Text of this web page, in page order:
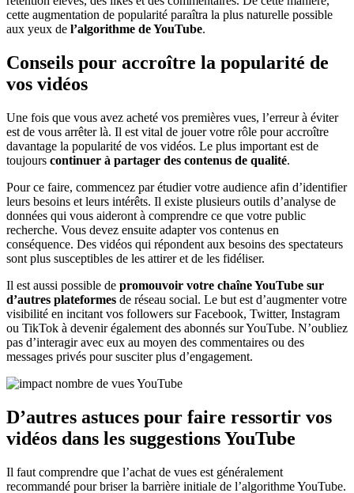
cette augmentation de popularité paraîtra la plus naturelle possible
aux yeux de l’algorithme de YouTube.
Conseils pour accroître la popularité de
vos vidéos
Une fois que vous avez acheté vos premières vues, l’erreur à éviter
est de vous arrêter là. Il est vital de jouer votre rôle pour accroître
davantage la popularité de vos vidéos. Le plus important est de
toujours continuer à partager des contenus de qualité.
Pour ce faire, commencez par étudier votre audience afin d’identifier
leurs besoins et leurs intérêts. Il existe plusieurs outils d’analyse de
données qui vous aideront à comprendre ce que votre public
recherche. Vous devez ensuite adapter vos contenus en
conséquence. Des vidéos qui répondent aux besoins des spectateurs
sont plus susceptibles de les attirer et de les fidéliser.
Il est aussi possible de promouvoir votre chaîne YouTube sur
d’autres plateformes de réseau social. Le but est d’augmenter votre
visibilité en incitant vos followers sur Facebook, Twitter, Instagram
ou TikTok à devenir également des abonnés sur YouTube. N’oubliez
pas d’interagir avec eux au moyen des commentaires ou des
messages privés pour susciter plus d’engagement.
D’autres astuces pour faire ressortir vos
vidéos dans les suggestions YouTube
Il faut comprendre que l’achat de vues est généralement
recommandé pour briser la barrière initiale de l’algorithme YouTube.